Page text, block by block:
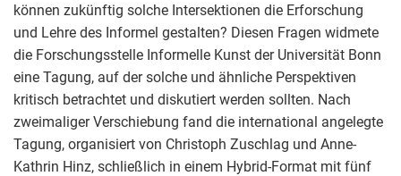
können zukünftig solche Intersektionen die Erforschung
und Lehre des Informel gestalten? Diesen Fragen widmete
die Forschungsstelle Informelle Kunst der Universität Bonn
eine Tagung, auf der solche und ähnliche Perspektiven
kritisch betrachtet und diskutiert werden sollten. Nach
zweimaliger Verschiebung fand die international angelegte
Tagung, organisiert von Christoph Zuschlag und Anne-
Kathrin Hinz, schließlich in einem Hybrid-Format mit fünf